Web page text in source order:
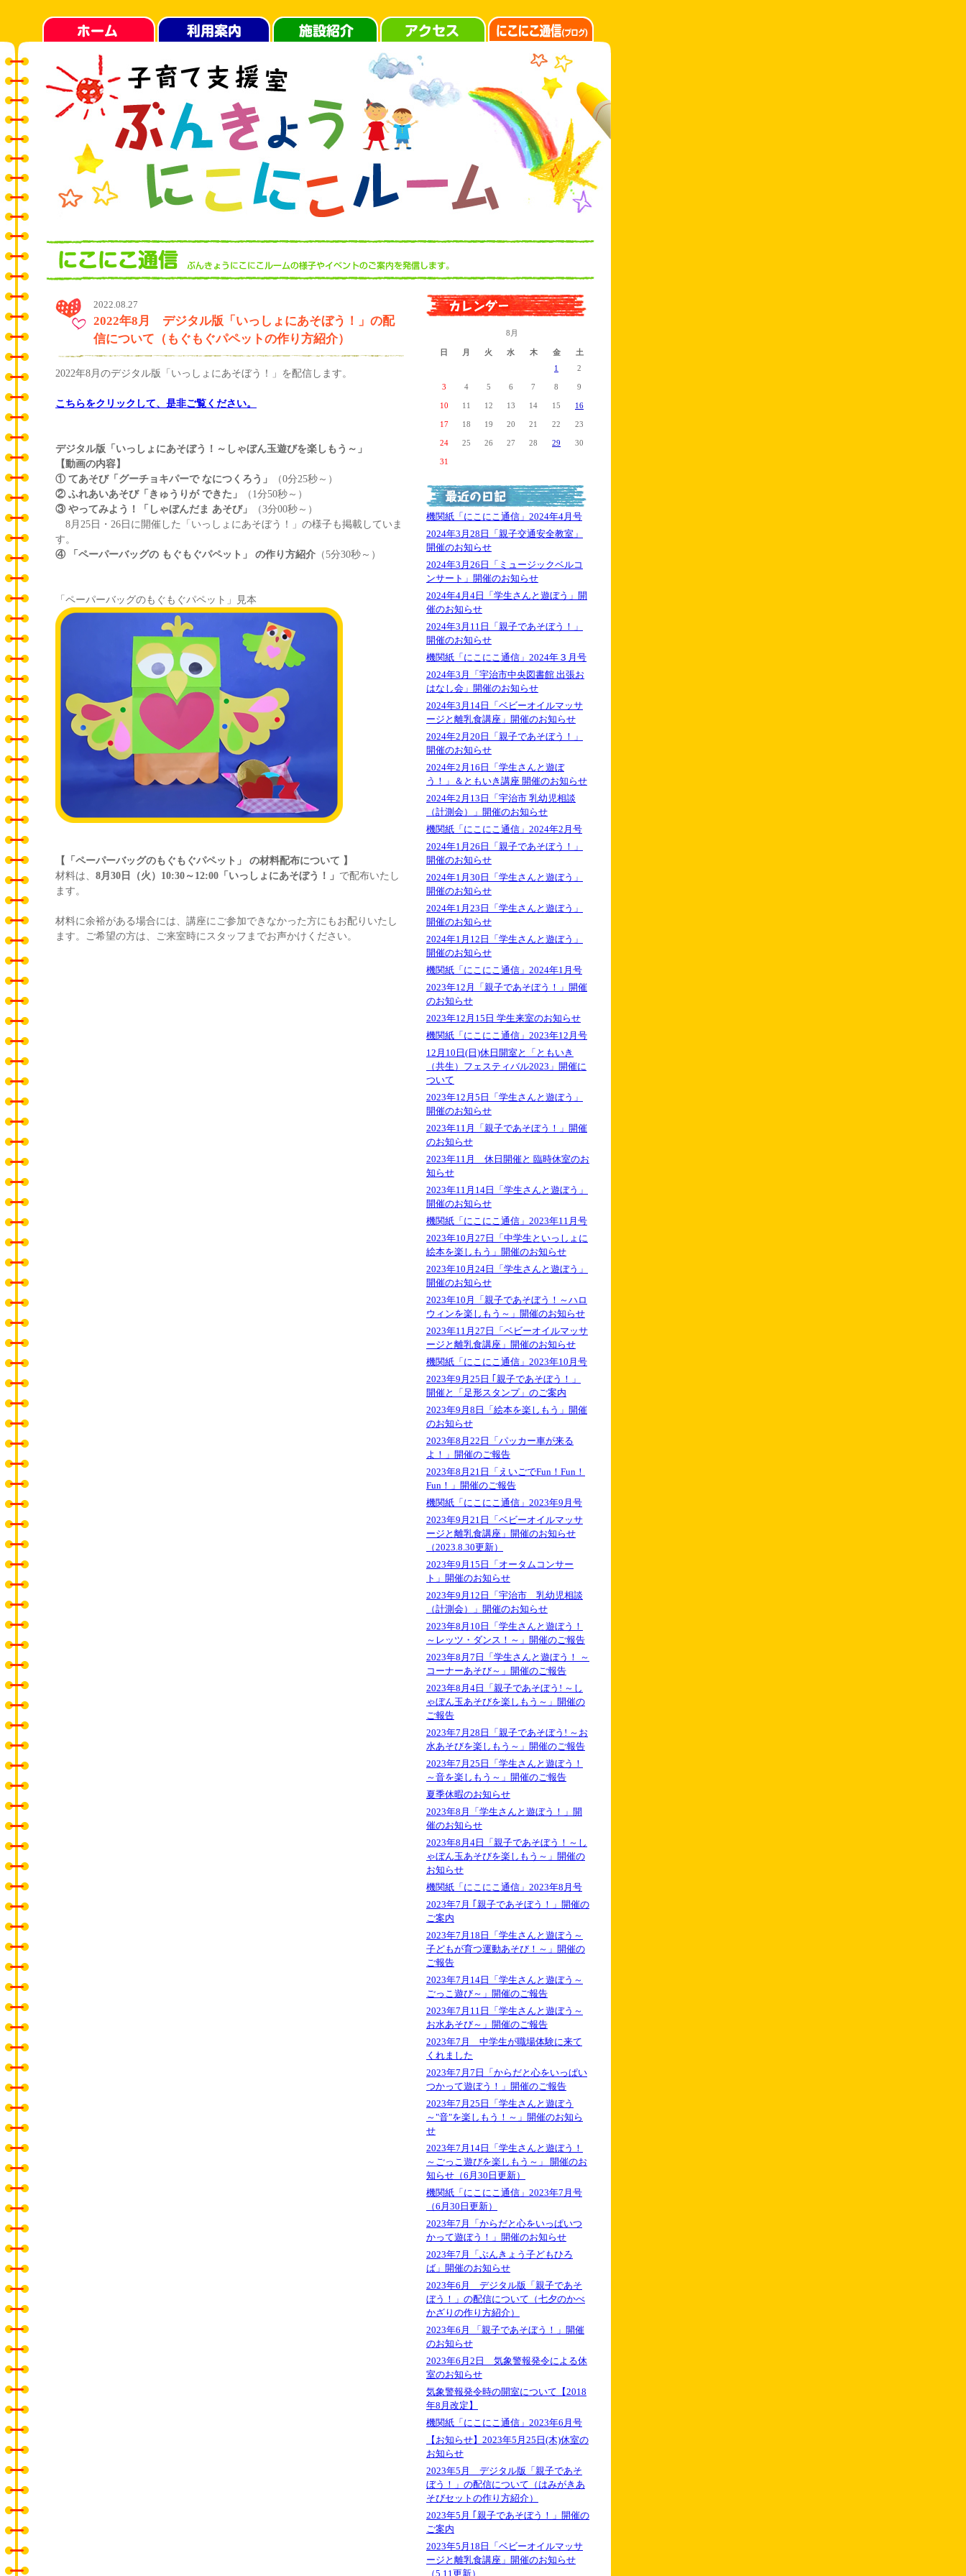
2022.08.27
2022年8月 デジタル版「いっしょにあそぼう！」の配
信について（もぐもぐパペットの作り方紹介）
2022年8月のデジタル版「いっしょにあそぼう！」を配信します。
こちらをクリックして、是非ご覧ください。
デジタル版「いっしょにあそぼう！～しゃぼん玉遊びを楽しもう～」
【動画の内容】
① てあそび「グーチョキパーで なにつくろう」
（0分25秒～）
② ふれあいあそび「きゅうりが できた」
（1分50秒～）
③ やってみよう！「しゃぼんだま あそび」
（3分00秒～）
8月25日・26日に開催した「いっしょにあそぼう！」の様子も掲載していま
す。
④ 「ペーパーバッグの もぐもぐパペット」 の作り方紹介 （5分30秒～）
「ペーパーバッグのもぐもぐパペット」見本
【「ペーパーバッグのもぐもぐパペット」 の材料配布について 】
材料は、 8月30日（火）10:30～12:00「いっしょにあそぼう！」 で配布いたし
ます。
材料に余裕がある場合には、講座にご参加できなかった方にもお配りいたし
ます。ご希望の方は、ご来室時にスタッフまでお声かけください。
8月
日 月 火 水 木 金
土
1
2
3 4 5 6 7 8 9
10 11 12 13 14 15 16
17 18 19 20 21 22 23
24 25 26 27 28 29 30
31
機関紙「にこにこ通信」2024年4月号
2024年3月28日「親子交通安全教室」
開催のお知らせ
2024年3月26日「ミュージックベルコ
ンサート」開催のお知らせ
2024年4月4日「学生さんと遊ぼう」開
催のお知らせ
2024年3月11日「親子であそぼう！」
開催のお知らせ
機関紙「にこにこ通信」2024年３月号
2024年3月「宇治市中央図書館 出張お
はなし会」開催のお知らせ
2024年3月14日「ベビーオイルマッサ
ージと離乳食講座」開催のお知らせ
2024年2月20日「親子であそぼう！」
開催のお知らせ
2024年2月16日「学生さんと遊ぼ
う！」＆ともいき講座 開催のお知らせ
2024年2月13日「宇治市 乳幼児相談
（計測会）」開催のお知らせ
機関紙「にこにこ通信」2024年2月号
2024年1月26日「親子であそぼう！」
開催のお知らせ
2024年1月30日「学生さんと遊ぼう」
開催のお知らせ
2024年1月23日「学生さんと遊ぼう」
開催のお知らせ
2024年1月12日「学生さんと遊ぼう」
開催のお知らせ
機関紙「にこにこ通信」2024年1月号
2023年12月「親子であそぼう！」開催
のお知らせ
2023年12月15日 学生来室のお知らせ
機関紙「にこにこ通信」2023年12月号
12月10日(日)休日開室と「ともいき
（共生）フェスティバル2023」開催に
ついて
2023年12月5日「学生さんと遊ぼう」
開催のお知らせ
2023年11月「親子であそぼう！」開催
のお知らせ
2023年11月 休日開催と 臨時休室のお
知らせ
2023年11月14日「学生さんと遊ぼう」
開催のお知らせ
機関紙「にこにこ通信」2023年11月号
2023年10月27日「中学生といっしょに
絵本を楽しもう」開催のお知らせ
2023年10月24日「学生さんと遊ぼう」
開催のお知らせ
2023年10月「親子であそぼう！～ハロ
ウィンを楽しもう～」開催のお知らせ
2023年11月27日「ベビーオイルマッサ
ージと離乳食講座」開催のお知らせ
機関紙「にこにこ通信」2023年10月号
2023年9月25日 ｢親子であそぼう！」
開催と「足形スタンプ」のご案内
2023年9月8日「絵本を楽しもう」開催
のお知らせ
2023年8月22日「パッカー車が来る
よ！」開催のご報告
2023年8月21日「えいごでFun！Fun！
Fun！」開催のご報告
機関紙「にこにこ通信」2023年9月号
2023年9月21日「ベビーオイルマッサ
ージと離乳食講座」開催のお知らせ
（2023.8.30更新）
2023年9月15日「オータムコンサー
ト」開催のお知らせ
2023年9月12日「宇治市 乳幼児相談
（計測会）」開催のお知らせ
2023年8月10日「学生さんと遊ぼう！
～レッツ・ダンス！～」開催のご報告
2023年8月7日「学生さんと遊ぼう！ ～
コーナーあそび～」開催のご報告
2023年8月4日「親子であそぼう! ～し
ゃぼん玉あそびを楽しもう～」開催の
ご報告
2023年7月28日「親子であそぼう! ～お
水あそびを楽しもう～」開催のご報告
2023年7月25日「学生さんと遊ぼう！
～音を楽しもう～」開催のご報告
夏季休暇のお知らせ
2023年8月「学生さんと遊ぼう！」開
催のお知らせ
2023年8月4日「親子であそぼう！～し
ゃぼん玉あそびを楽しもう～」開催の
お知らせ
機関紙「にこにこ通信」2023年8月号
2023年7月 ｢親子であそぼう！」開催の
ご案内
2023年7月18日「学生さんと遊ぼう～
子どもが育つ運動あそび！～」開催の
ご報告
2023年7月14日「学生さんと遊ぼう～
ごっこ遊び～」開催のご報告
2023年7月11日「学生さんと遊ぼう～
お水あそび～」開催のご報告
2023年7月 中学生が職場体験に来て
くれました
2023年7月7日「からだと心をいっぱい
つかって遊ぼう！」開催のご報告
2023年7月25日「学生さんと遊ぼう
～"音"を楽しもう！～」開催のお知ら
せ
2023年7月14日「学生さんと遊ぼう！
～ごっこ遊びを楽しもう～」 開催のお
知らせ（6月30日更新）
機関紙「にこにこ通信」2023年7月号
（6月30日更新）
2023年7月「からだと心をいっぱいつ
かって遊ぼう！」開催のお知らせ
2023年7月「ぶんきょう子どもひろ
ば」開催のお知らせ
2023年6月 デジタル版「親子であそ
ぼう！」の配信について（七夕のかべ
かざりの作り方紹介）
2023年6月 「親子であそぼう！」開催
のお知らせ
2023年6月2日 気象警報発令による休
室のお知らせ
気象警報発令時の開室について【2018
年8月改定】
機関紙「にこにこ通信」2023年6月号
【お知らせ】2023年5月25日(木)休室の
お知らせ
2023年5月 デジタル版「親子であそ
ぼう！」の配信について（はみがきあ
そびセットの作り方紹介）
2023年5月 ｢親子であそぼう！」開催の
ご案内
2023年5月18日「ベビーオイルマッサ
ージと離乳食講座」開催のお知らせ
（5.11更新）